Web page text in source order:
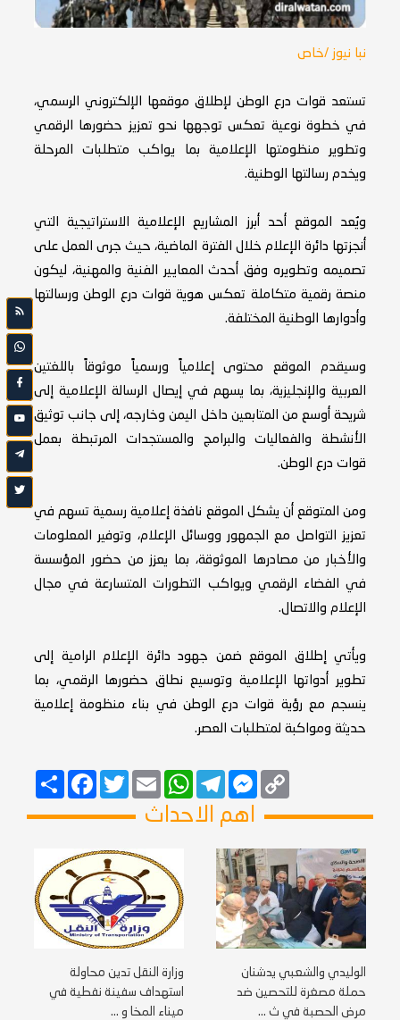
نبا نيوز /خاص
تستعد قوات درع الوطن لإطلاق موقعها الإلكتروني الرسمي،
في خطوة نوعية تعكس توجهها نحو تعزيز حضورها الرقمي
وتطوير منظومتها الإعلامية بما يواكب متطلبات المرحلة
ويخدم رسالتها الوطنية.
ويُعد الموقع أحد أبرز المشاريع الإعلامية الاستراتيجية التي
أنجزتها دائرة الإعلام خلال الفترة الماضية، حيث جرى العمل على
تصميمه وتطويره وفق أحدث المعايير الفنية والمهنية، ليكون
منصة رقمية متكاملة تعكس هوية قوات درع الوطن ورسالتها
وأدوارها الوطنية المختلفة.
وسيقدم الموقع محتوى إعلامياً ورسمياً موثوقاً باللغتين
العربية والإنجليزية، بما يسهم في إيصال الرسالة الإعلامية إلى
شريحة أوسع من المتابعين داخل اليمن وخارجه، إلى جانب توثيق
الأنشطة والفعاليات والبرامج والمستجدات المرتبطة بعمل
قوات درع الوطن.
ومن المتوقع أن يشكل الموقع نافذة إعلامية رسمية تسهم في
تعزيز التواصل مع الجمهور ووسائل الإعلام، وتوفير المعلومات
والأخبار من مصادرها الموثوقة، بما يعزز من حضور المؤسسة
في الفضاء الرقمي ويواكب التطورات المتسارعة في مجال
الإعلام والاتصال.
ويأتي إطلاق الموقع ضمن جهود دائرة الإعلام الرامية إلى
تطوير أدواتها الإعلامية وتوسيع نطاق حضورها الرقمي، بما
ينسجم مع رؤية قوات درع الوطن في بناء منظومة إعلامية
حديثة ومواكبة لمتطلبات العصر.
انشر
FacebookTwitterEmail
WhatsAppTelegram
MessengerCopy
Link
اهم الاحداث
الوليدي والشعبي يدشنان
حملة مصغرة للتحصين ضد
مرض الحصبة في ث ...
وزارة النقل تدين محاولة
استهداف سفينة نفطية في
ميناء المخا و ...